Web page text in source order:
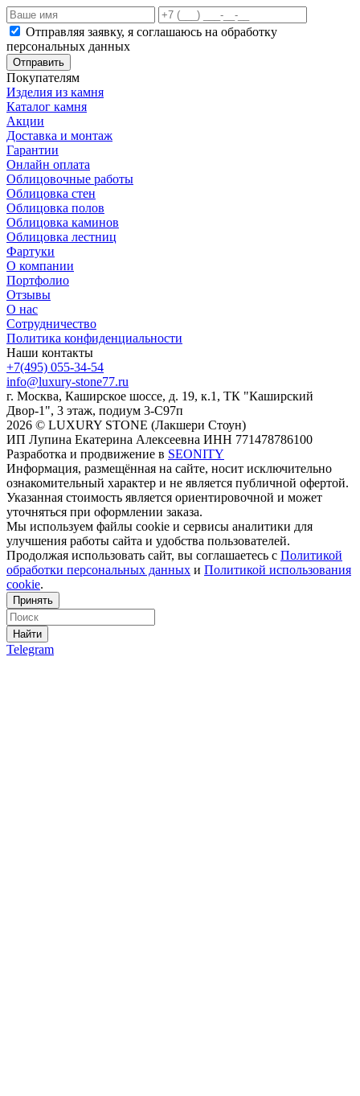
Отправляя заявку, я соглашаюсь на обработку
персональных данных
Отправить
Покупателям
Изделия из камня
Каталог камня
Акции
Доставка и монтаж
Гарантии
Онлайн оплата
Облицовочные работы
Облицовка стен
Облицовка полов
Облицовка каминов
Облицовка лестниц
Фартуки
О компании
Портфолио
Отзывы
О нас
Сотрудничество
Политика конфиденциальности
Наши контакты
+7(495) 055-34-54
info@luxury-stone77.ru
г. Москва, Каширское шоссе, д. 19, к.1, ТК "Каширский
Двор-1", 3 этаж, подиум 3-С97п
2026 © LUXURY STONE (Лакшери Стоун)
ИП Лупина Екатерина Алексеевна ИНН 771478786100
Разработка и продвижение в SEONITY
Информация, размещённая на сайте, носит исключительно
ознакомительный характер и не является публичной офертой.
Указанная стоимость является ориентировочной и может
уточняться при оформлении заказа.
Мы используем файлы cookie и сервисы аналитики для
улучшения работы сайта и удобства пользователей.
Продолжая использовать сайт, вы соглашаетесь с Политикой
обработки персональных данных и Политикой использования
cookie.
Принять
Найти
Telegram